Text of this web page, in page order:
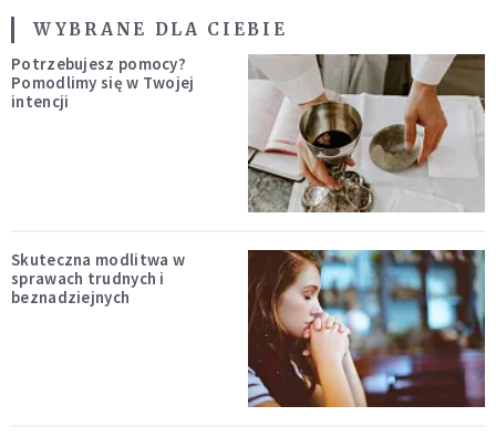
WYBRANE DLA CIEBIE
Potrzebujesz pomocy?
Pomodlimy się w Twojej
intencji
Skuteczna modlitwa w
sprawach trudnych i
beznadziejnych